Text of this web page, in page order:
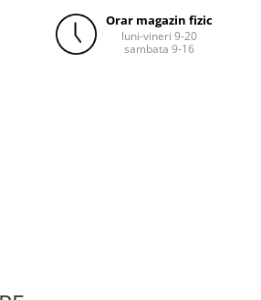
Orar magazin fizic
luni-vineri 9-20
sambata 9-16